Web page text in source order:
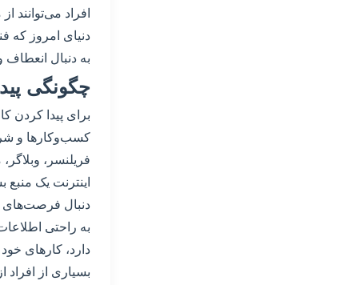
افراد می‌توانند
دنیای امروز که
به دنبال
چگونگی
برای پیدا کردن
کسب‌وکارها و
فریلنسر،
اینترنت یک
دنبال فرصت‌های
به راحتی
دارد، کارهای خود
بسیاری از